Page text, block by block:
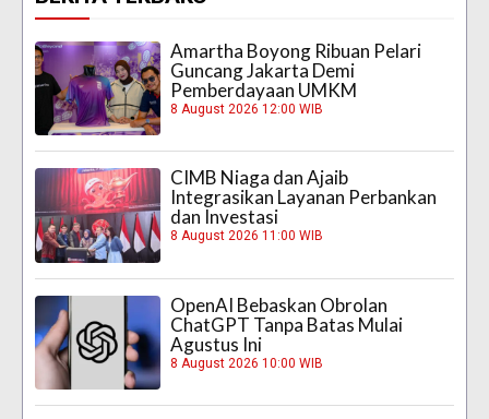
Amartha Boyong Ribuan Pelari
Guncang Jakarta Demi
Pemberdayaan UMKM
8 August 2026 12:00 WIB
CIMB Niaga dan Ajaib
Integrasikan Layanan Perbankan
dan Investasi
8 August 2026 11:00 WIB
OpenAI Bebaskan Obrolan
ChatGPT Tanpa Batas Mulai
Agustus Ini
8 August 2026 10:00 WIB